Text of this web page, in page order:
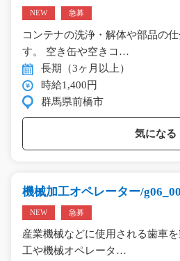
NEW 急募
コンテナの洗浄・解体や部品の
す。 空き缶や空きコ…
長期（3ヶ月以上）
時給1,400円
群馬県前橋市
気になる
機械加工オペレーター/
NEW 急募
産業機械などに使用される歯車
工や機械オペレータ…